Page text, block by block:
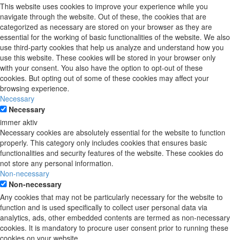
This website uses cookies to improve your experience while you
navigate through the website. Out of these, the cookies that are
categorized as necessary are stored on your browser as they are
essential for the working of basic functionalities of the website. We also
use third-party cookies that help us analyze and understand how you
use this website. These cookies will be stored in your browser only
with your consent. You also have the option to opt-out of these
cookies. But opting out of some of these cookies may affect your
browsing experience.
Necessary
Necessary
immer aktiv
Necessary cookies are absolutely essential for the website to function
properly. This category only includes cookies that ensures basic
functionalities and security features of the website. These cookies do
not store any personal information.
Non-necessary
Non-necessary
Any cookies that may not be particularly necessary for the website to
function and is used specifically to collect user personal data via
analytics, ads, other embedded contents are termed as non-necessary
cookies. It is mandatory to procure user consent prior to running these
cookies on your website.